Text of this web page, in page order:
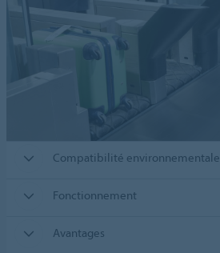
Compatibilité environnementale
Fonctionnement
Avantages